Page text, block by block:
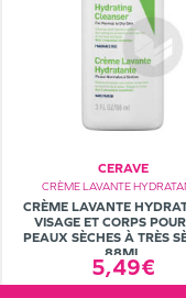
CERAVE
CRÈME LAVANTE
CRÈME LAVANTE
VISAGE ET CORPS
PEAUX SÈCHES À TRÈS
88ML
5,49€